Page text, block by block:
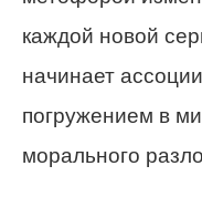
каждой новой
начинает
погружением в
морального